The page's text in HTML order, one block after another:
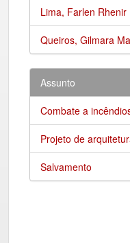
Lima, Farlen Rhenir
Queiros, Gilmara
Assunto
Combate a
Projeto de
Salvamento